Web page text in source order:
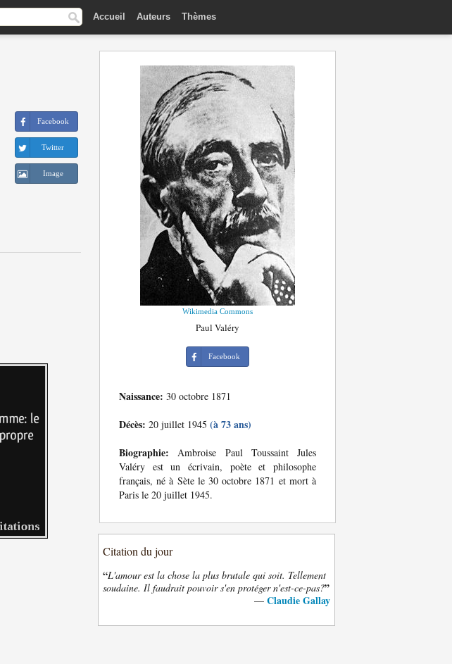
Accueil Auteurs Thèmes
Facebook
Twitter
Image
Wikimedia Commons
Paul Valéry
Facebook
Naissance: 30 octobre 1871
Décès: 20 juillet 1945 (à 73 ans)
Biographie: Ambroise Paul Toussaint Jules
Valéry est un écrivain, poète et philosophe
français, né à Sète le 30 octobre 1871 et mort à
Paris le 20 juillet 1945.
Citation du jour
“L'amour est la chose la plus brutale qui soit. Tellement
soudaine. Il faudrait pouvoir s'en protéger n'est-ce-pas?”
— Claudie Gallay